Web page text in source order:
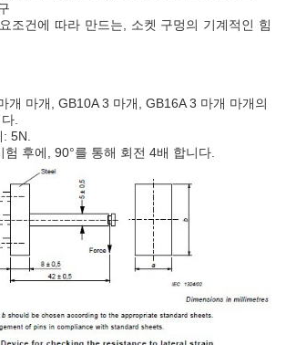
조건에 따라 만드는, 소켓 구멍의 기계적인 힘
개 마개, GB10A 3 마개, GB16A 3 마개 마개의
.
5N.
후에, 90°를 통해 회전 4배 합니다.